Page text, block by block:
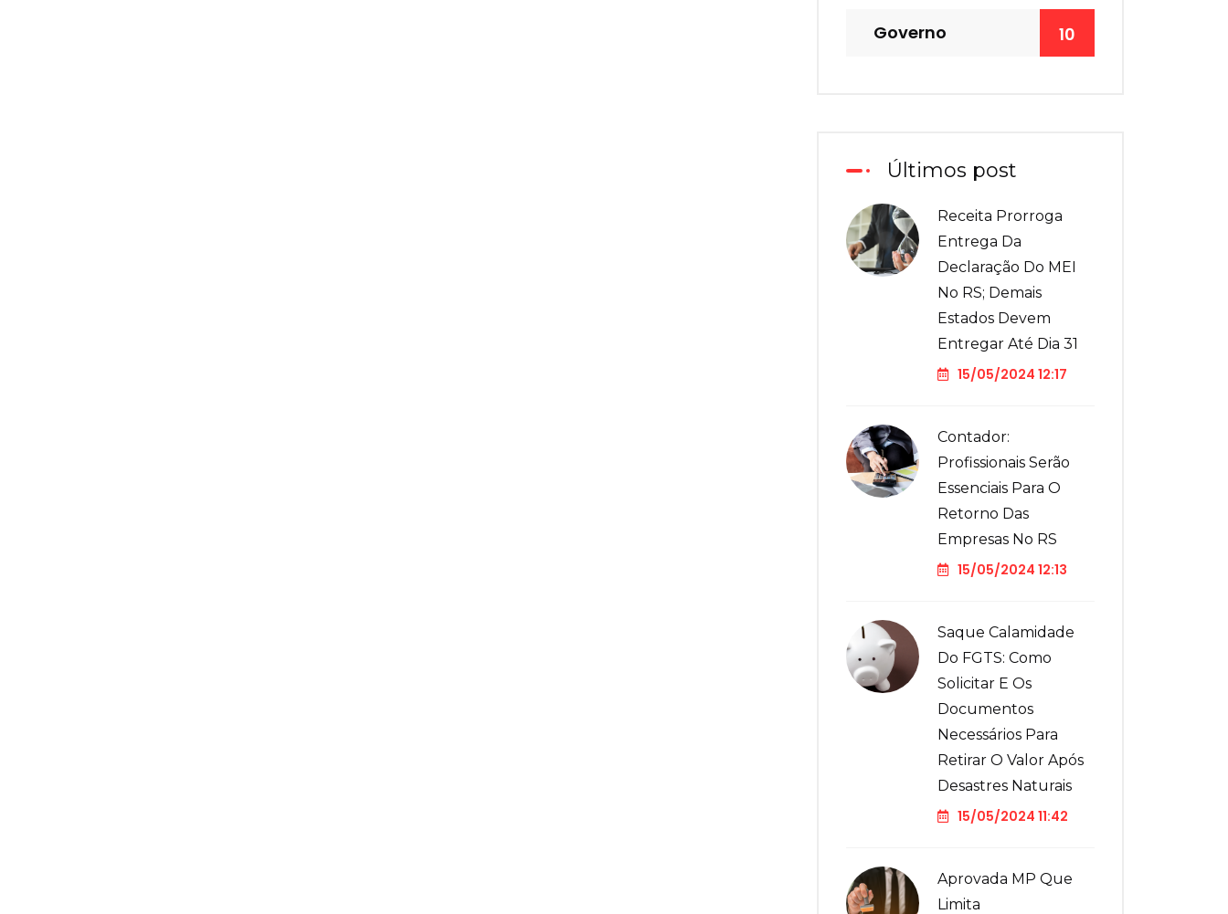
Governo 10
Últimos post
Receita Prorroga
Entrega Da
Declaração Do MEI
No RS; Demais
Estados Devem
Entregar Até Dia 31
15/05/2024 12:17
Contador:
Profissionais Serão
Essenciais Para O
Retorno Das
Empresas No RS
15/05/2024 12:13
Saque Calamidade
Do FGTS: Como
Solicitar E Os
Documentos
Necessários Para
Retirar O Valor Após
Desastres Naturais
15/05/2024 11:42
Aprovada MP Que
Limita